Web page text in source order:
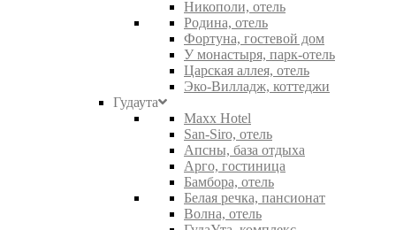
Никополи, отель
Родина, отель
Фортуна, гостевой дом
У монастыря, парк-отель
Царская аллея, отель
Эко-Вилладж, коттеджи
Гудаута
Maxx Hotel
San-Siro, отель
Апсны, база отдыха
Арго, гостиница
Бамбора, отель
Белая речка, пансионат
Волна, отель